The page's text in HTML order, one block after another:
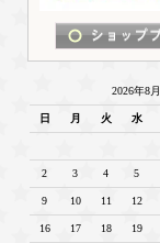
2026年8月
日 月 火 水
2 3 4 5
9 10 11 12
16 17 18 19